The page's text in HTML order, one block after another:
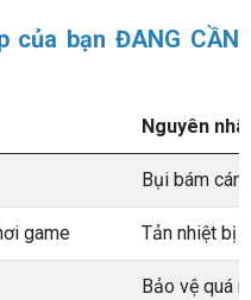
của bạn ĐANG CẦN
Nguyên
Bụi bám
game Tản nhiệt bị
Bảo vệ quá